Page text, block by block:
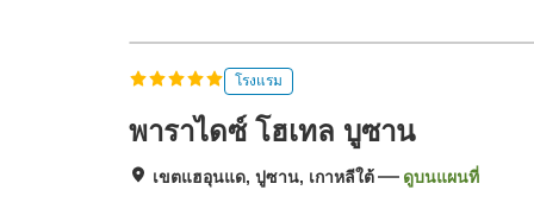
โรงแรม
พาราไดซ์ โฮเทล บูซาน
เขตแฮอุนแด, ปูซาน, เกาหลีใต้ ดูบนแผนที่